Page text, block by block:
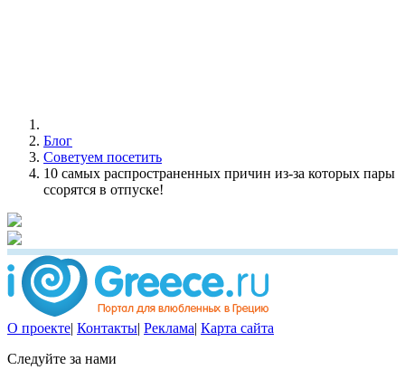
Блог
Советуем посетить
10 самых распространенных причин из-за которых пары
ссорятся в отпуске!
О проекте| Контакты| Реклама| Карта сайта
Следуйте за нами